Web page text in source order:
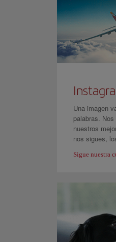
Una imagen
palabras.
nuestros
nos sigues,
Sigue nuestra